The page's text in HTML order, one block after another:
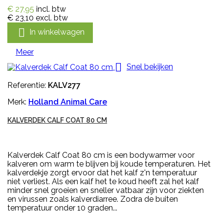
€ 27,95 incl. btw
€ 23,10 excl. btw
 In winkelwagen
Meer
 Snel bekijken
Referentie: KALV277
Merk: Holland Animal Care
KALVERDEK CALF COAT 80 CM
Kalverdek Calf Coat 80 cm is een bodywarmer voor
kalveren om warm te blijven bij koude temperaturen. Het
kalverdekje zorgt ervoor dat het kalf z'n temperatuur
niet verliest. Als een kalf het te koud heeft zal het kalf
minder snel groeien en sneller vatbaar zijn voor ziekten
en virussen zoals kalverdiarree. Zodra de buiten
temperatuur onder 10 graden...